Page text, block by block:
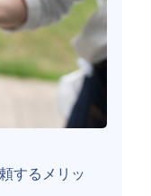
するメリッ